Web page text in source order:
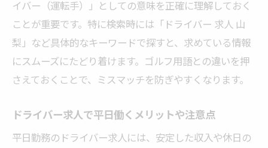
イバー（運転手）」としての意味を正確に理解しておく
ことが重要です。特に検索時には「ドライバー 求人 山
梨」など具体的なキーワードで探すと、求めている情報
にスムーズにたどり着けます。ゴルフ用語との違いを押
さえておくことで、ミスマッチを防ぎやすくなります。
ドライバー求人で平日働くメリットや注意点
平日勤務のドライバー求人には、安定した収入や休日の